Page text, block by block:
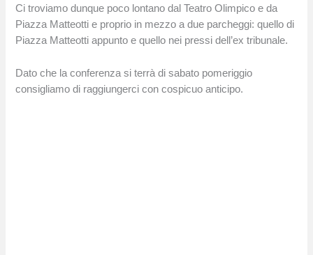
Ci troviamo dunque poco lontano dal Teatro Olimpico e da
Piazza Matteotti e proprio in mezzo a due parcheggi: quello di
Piazza Matteotti appunto e quello nei pressi dell’ex tribunale.
Dato che la conferenza si terrà di sabato pomeriggio
consigliamo di raggiungerci con cospicuo anticipo.